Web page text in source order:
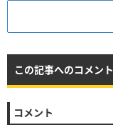
この記事へのコメント
コメント